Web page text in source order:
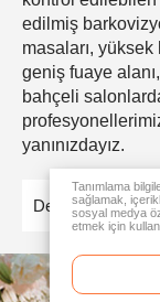
edilmiş
masaları,
geniş fuaye
bahçeli
yanınızdayız.
Detaylar
Tanımlama
sağlamak,
sosyal medya
etmek için